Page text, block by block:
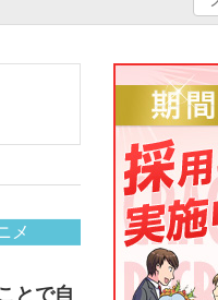
メ
とで自